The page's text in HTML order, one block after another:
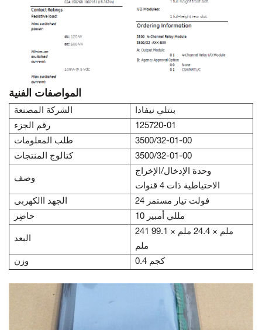
المواصفات الفنية
الشركة المصنعة
بنتلي نيفادا
رقم الجزء
125720-01
طلب المعلومات
3500/32-01-00
كتالوج المنتجات
3500/32-01-00
وصف
وحدة الإدخال/الإخراج
الاحتياطية ذات 4 قنوات
الجهد االكهربى
24 فولت تيار مستمر
حاضِر
10 مللي أمبير
البعد
241 ملم × 24.4 ملم × 99.1
ملم
وزن
0.4 كجم